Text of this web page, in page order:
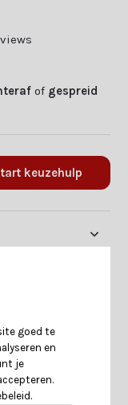
of gespreid
keuzehulp
goed te
en
je